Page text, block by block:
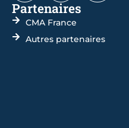
Partenaires
CMA France
Autres partenaires